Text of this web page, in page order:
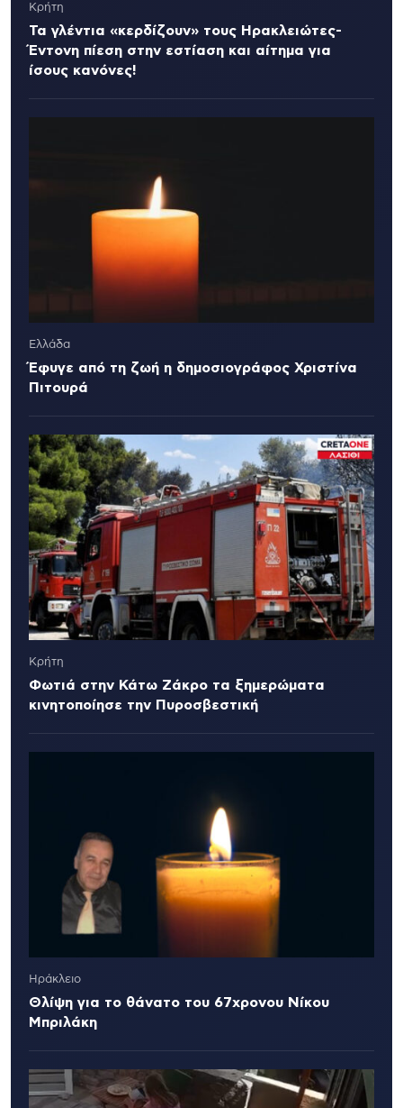
Κρήτη
Τα γλέντια «κερδίζουν» τους Ηρακλειώτες-
Έντονη πίεση στην εστίαση και αίτημα για
ίσους κανόνες!
Ελλάδα
Έφυγε από τη ζωή η δημοσιογράφος Χριστίνα
Πιτουρά
Κρήτη
Φωτιά στην Κάτω Ζάκρο τα ξημερώματα
κινητοποίησε την Πυροσβεστική
Ηράκλειο
Θλίψη για το θάνατο του 67χρονου Νίκου
Μπριλάκη